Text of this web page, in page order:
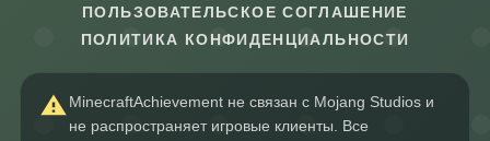
ПОЛЬЗОВАТЕЛЬСКОЕ СОГЛАШЕНИЕ
ПОЛИТИКА КОНФИДЕНЦИАЛЬНОСТИ
MinecraftAchievement не связан с Mojang Studios и
не распространяет игровые клиенты. Все